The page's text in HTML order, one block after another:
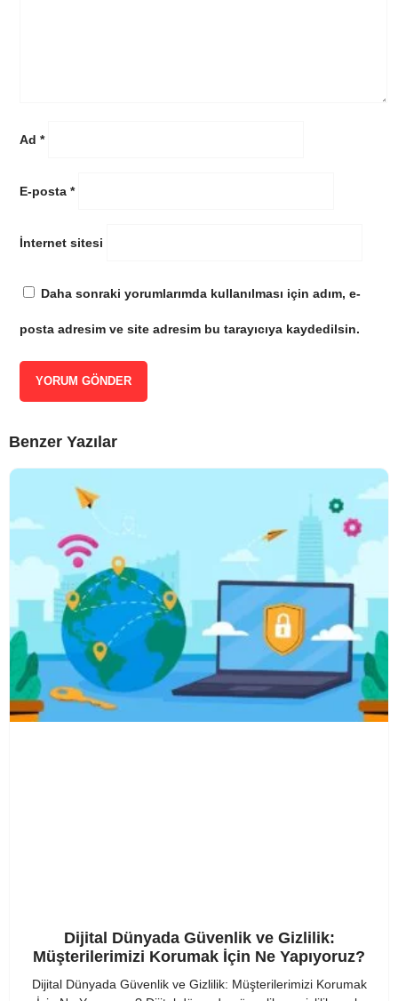
Ad*
E-posta*
İnternet sitesi
Daha sonraki yorumlarımda kullanılması için adım, e-
posta adresim ve site adresim bu tarayıcıya kaydedilsin.
Benzer Yazılar
Dijital Dünyada Güvenlik ve Gizlilik:
Müşterilerimizi Korumak İçin Ne Yapıyoruz?
Dijital Dünyada Güvenlik ve Gizlilik: Müşterilerimizi Korumak